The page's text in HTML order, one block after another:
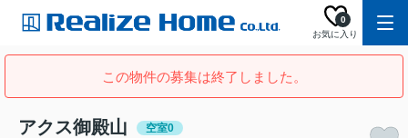
お気に入り
0
この物件の募集は終了しました。
アクス御殿山 空室0